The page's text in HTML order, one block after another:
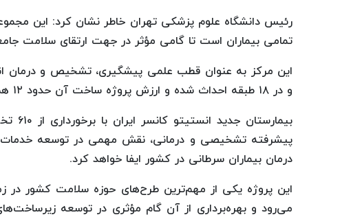
رئیس دانشگاه علوم پزشکی تهران خاطر نشان کرد: این
تمامی بیماران است تا گامی مؤثر در جهت ارتقای سلامت
و در ۱۸ طبقه احداث شده و ارزش پروژه ساخت آن حدود ۱۲ همت برآورد می‌شود.
پیشرفته تشخیصی و درمانی، نقش مهمی در توسعه
درمان بیماران سرطانی در کشور ایفا خواهد کرد.
این پروژه یکی از مهم‌ترین طرح‌های حوزه سلامت کشور
می‌رود و بهره‌برداری از آن گام مؤثری در توسعه